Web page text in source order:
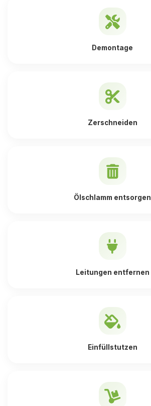
Demontage
Zerschneiden
Ölschlamm entsorgen
Leitungen entfernen
Einfüllstutzen